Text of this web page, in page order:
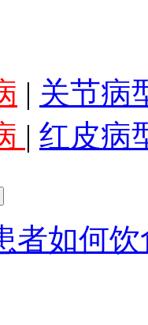
| 关节病
| 红皮病
者如何